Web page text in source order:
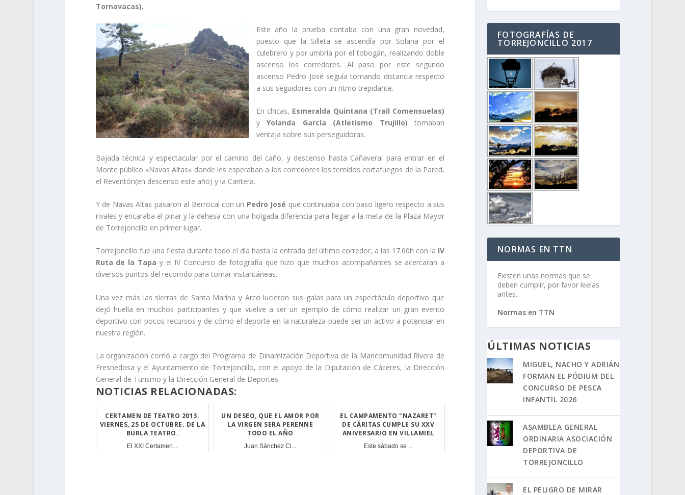
Tornavacas).
Este año la prueba contaba con una gran novedad,
puesto que la Silleta se ascendía por Solana por el
culebrero y por umbría por el tobogán, realizando doble
ascenso los corredores. Al paso por este segundo
ascenso Pedro José seguía tomando distancia respecto
a sus seguidores con un ritmo trepidante.
En chicas, Esmeralda Quintana (Trail Comensuelas)
yYolanda García (Atletismo Trujillo) tomaban
ventaja sobre sus perseguidoras.
Bajada técnica y espectacular por el camino del caño, y descenso hasta Cañaveral para entrar en el
Monte público «Navas Altas» donde les esperaban a los corredores los temidos cortafuegos de la Pared,
el Reventón(en descenso este año) y la Cantera.
Y de Navas Altas pasaron al Berrocal con un Pedro José que continuaba con paso ligero respecto a sus
rivales y encaraba el pinar y la dehesa con una holgada diferencia para llegar a la meta de la Plaza Mayor
de Torrejoncillo en primer lugar.
​Torrejoncillo fue una fiesta durante todo el día hasta la entrada del último corredor, a las 17.00h con la IV
Ruta de la Tapa y el IV Concurso de fotografía que hizo que muchos acompañantes se acercaran a
diversos puntos del recorrido para tomar instantáneas.
Una vez más las sierras de Santa Marina y Arco lucieron sus galas para un espectáculo deportivo que
dejó huella en muchos participantes y que vuelve a ser un ejemplo de cómo realizar un gran evento
deportivo con pocos recursos y de cómo el deporte en la naturaleza puede ser un activo a potenciar en
nuestra región.
La organización corrió a cargo del Programa de Dinamización Deportiva de la Mancomunidad Rivera de
Fresnedosa y el Ayuntamiento de Torrejoncillo, con el apoyo de la Diputación de Cáceres, la Dirección
General de Turismo y la Dirección General de Deportes.​
NOTICIAS RELACIONADAS:
CERTAMEN DE TEATRO 2013.
VIERNES, 25 DE OCTUBRE. DE LA
BURLA TEATRO.
El XXI Certamen...
UN DESEO, QUE EL AMOR POR
LA VIRGEN SERA PERENNE
TODO EL AÑO
Juan Sánchez Cl...
EL CAMPAMENTO "NAZARET"
DE CÁRITAS CUMPLE SU XXV
ANIVERSARIO EN VILLAMIEL
Este sábado se ...
FOTOGRAFÍAS DE
TORREJONCILLO 2017
NORMAS EN TTN
Existen unas normas que se
deben cumplir, por favor leelas
antes.
Normas en TTN
ÚLTIMAS NOTICIAS
MIGUEL, NACHO Y ADRIÁN
FORMAN EL PÓDIUM DEL
CONCURSO DE PESCA
INFANTIL 2026
ASAMBLEA GENERAL
ORDINARIA ASOCIACIÓN
DEPORTIVA DE
TORREJONCILLO
EL PELIGRO DE MIRAR